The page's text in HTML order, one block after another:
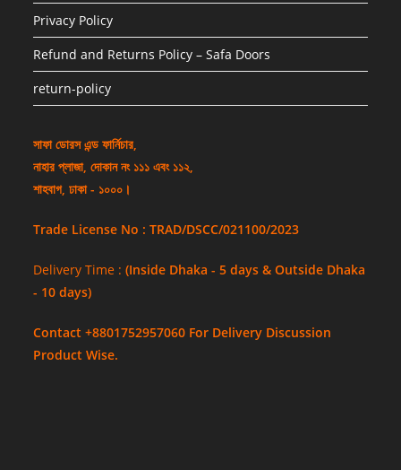
Privacy Policy
Refund and Returns Policy – Safa Doors
return-policy
সাফা ডোরস এন্ড ফার্নিচার,
নাহার প্লাজা, দোকান নং ১১১ এবং ১১২,
শাহবাগ, ঢাকা - ১০০০।
Trade License No : TRAD/DSCC/021100/2023
Delivery Time :(Inside Dhaka - 5 days & Outside Dhaka
- 10 days)
Contact +8801752957060 For Delivery Discussion
Product Wise.